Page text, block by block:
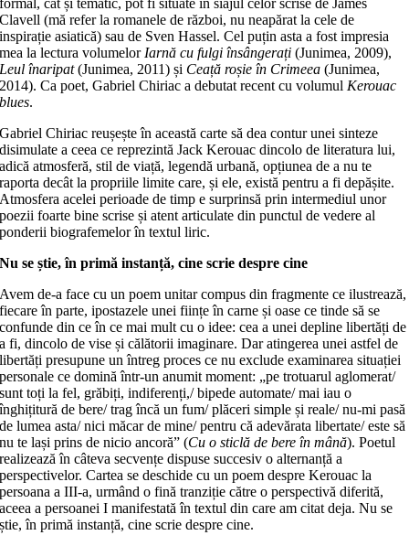
formal, cât și tematic, pot fi situate în siajul celor scrise de James
Clavell (mă refer la romanele de război, nu neapărat la cele de
inspirație asiatică) sau de Sven Hassel. Cel puțin asta a fost impresia
mea la lectura volumelor Iarnă cu fulgi însângerați (Junimea, 2009),
Leul înaripat(Junimea, 2011) și Ceață roșie în Crimeea (Junimea,
2014). Ca poet, Gabriel Chiriac a debutat recent cu volumul Kerouac
blues.
Gabriel Chiriac reușește în această carte să dea contur unei sinteze
disimulate a ceea ce reprezintă Jack Kerouac dincolo de literatura lui,
adică atmosferă, stil de viață, legendă urbană, opțiunea de a nu te
raporta decât la propriile limite care, și ele, există pentru a fi depășite.
Atmosfera acelei perioade de timp e surprinsă prin intermediul unor
poezii foarte bine scrise și atent articulate din punctul de vedere al
ponderii biografemelor în textul liric.
Nu se știe, în primă instanță, cine scrie despre cine
Avem de-a face cu un poem unitar compus din fragmente ce ilustrează,
fiecare în parte, ipostazele unei ființe în carne și oase ce tinde să se
confunde din ce în ce mai mult cu o idee: cea a unei depline libertăți de
a fi, dincolo de vise și călătorii imaginare. Dar atingerea unei astfel de
libertăți presupune un întreg proces ce nu exclude examinarea situației
personale ce domină într-un anumit moment: „pe trotuarul aglomerat/
sunt toți la fel, grăbiți, indiferenți,/ bipede automate/ mai iau o
înghițitură de bere/ trag încă un fum/ plăceri simple și reale/ nu-mi pasă
de lumea asta/ nici măcar de mine/ pentru că adevărata libertate/ este să
nu te lași prins de nicio ancoră” (Cu o sticlă de bere în mână). Poetul
realizează în câteva secvențe dispuse succesiv o alternanță a
perspectivelor. Cartea se deschide cu un poem despre Kerouac la
persoana a III-a, urmând o fină tranziție către o perspectivă diferită,
aceea a persoanei I manifestată în textul din care am citat deja. Nu se
știe, în primă instanță, cine scrie despre cine.